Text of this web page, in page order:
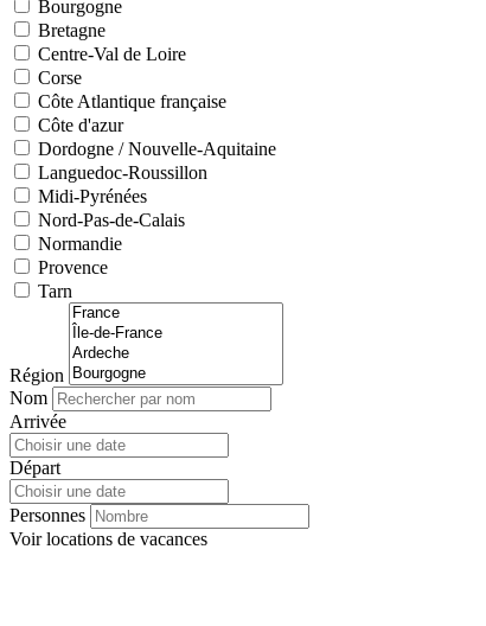
Bourgogne
Bretagne
Centre-Val de Loire
Corse
Côte Atlantique française
Côte d'azur
Dordogne / Nouvelle-Aquitaine
Languedoc-Roussillon
Midi-Pyrénées
Nord-Pas-de-Calais
Normandie
Provence
Tarn
Région
Nom
Arrivée
Départ
Personnes
Voirlocations de vacances